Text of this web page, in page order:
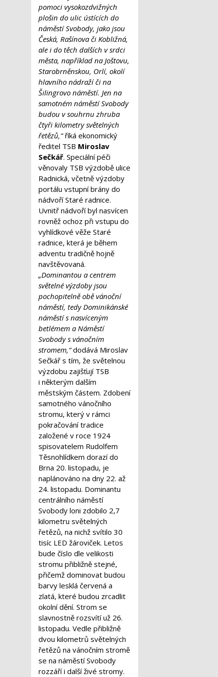
pomoci vysokozdvižných
plošin do ulic ústících do
náměstí Svobody, jako jsou
Česká, Rašínova či Kobližná,
ale i do těch dalších v srdci
města, například na Joštovu,
Starobrněnskou, Orlí, okolí
hlavního nádraží či na
Šilingrovo náměstí. Jen na
samotném náměstí Svobody
budou v souhrnu zhruba
čtyři kilometry světelných
řetězů,“říká ekonomický
ředitel TSB Miroslav
Sečkář. Speciální péči
věnovaly TSB výzdobě ulice
Radnická, včetně výzdoby
portálu vstupní brány do
nádvoří Staré radnice.
Uvnitř nádvoří byl nasvícen
rovněž ochoz při vstupu do
vyhlídkové věže Staré
radnice, která je během
adventu tradičně hojně
navštěvovaná.
„Dominantou a centrem
světelné výzdoby jsou
pochopitelně obě vánoční
náměstí, tedy Dominikánské
náměstí s nasvíceným
betlémem a Náměstí
Svobody s vánočním
stromem,“dodává Miroslav
Sečkář s tím, že světelnou
výzdobu zajišťují TSB
i některým dalším
městským částem. Zdobení
samotného vánočního
stromu, který v rámci
pokračování tradice
založené v roce 1924
spisovatelem Rudolfem
Těsnohlídkem dorazí do
Brna 20. listopadu, je
naplánováno na dny 22. až
24. listopadu. Dominantu
centrálního náměstí
Svobody loni zdobilo 2,7
kilometru světelných
řetězů, na nichž svítilo 30
tisíc LED žároviček. Letos
bude číslo dle velikosti
stromu přibližně stejné,
přičemž dominovat budou
barvy lesklá červená a
zlatá, které budou zrcadlit
okolní dění. Strom se
slavnostně rozsvítí už 26.
listopadu. Vedle přibližně
dvou kilometrů světelných
řetězů na vánočním stromě
se na náměstí Svobody
rozzáří i další živé stromy.